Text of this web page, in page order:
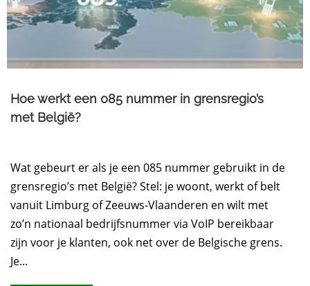
Hoe werkt een 085 nummer in grensregio’s
met België?
Wat gebeurt er als je een 085 nummer gebruikt in de
grensregio’s met België? Stel: je woont, werkt of belt
vanuit Limburg of Zeeuws-Vlaanderen en wilt met
zo’n nationaal bedrijfsnummer via VoIP bereikbaar
zijn voor je klanten, ook net over de Belgische grens.
Je...